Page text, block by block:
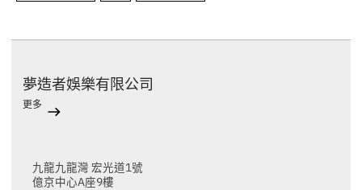
夢造者娛樂有限公司
更多
九龍九龍灣 宏光道1號
億京中心A座9樓